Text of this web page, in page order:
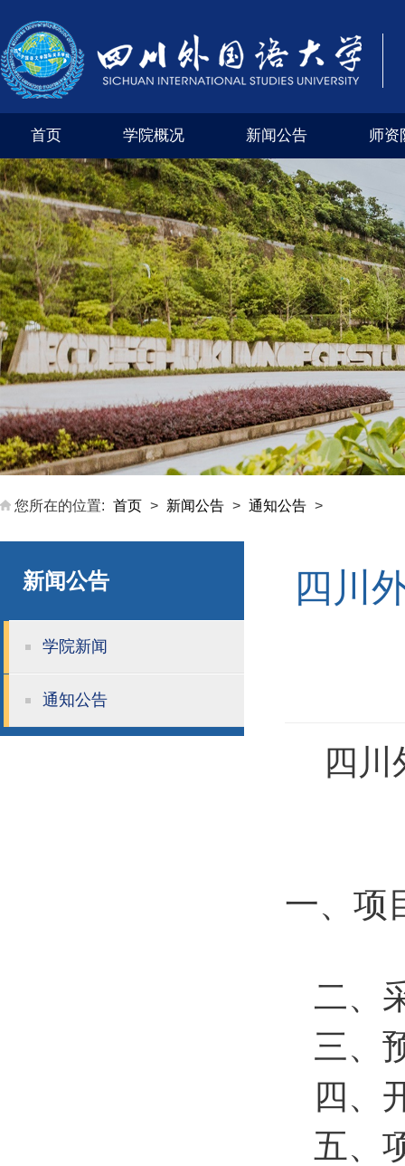
首页 学院概况 新闻公告 师资
学院风采 外交外事市级实验教学示范中心（四
您所在的位置: 首页 > 新闻公告 > 通知公告 >
新闻公告
学院新闻
通知公告
四川
四
一、项
二、
三、
四、
五、